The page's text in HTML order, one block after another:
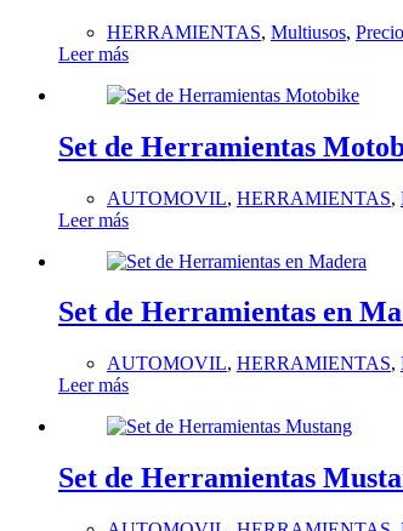
HERRAMIENTAS, Multiusos,
Leer más
Set de Herramientas
AUTOMOVIL, HERRAMIENTAS,
Leer más
Set de Herramientas en
AUTOMOVIL, HERRAMIENTAS,
Leer más
Set de Herramientas